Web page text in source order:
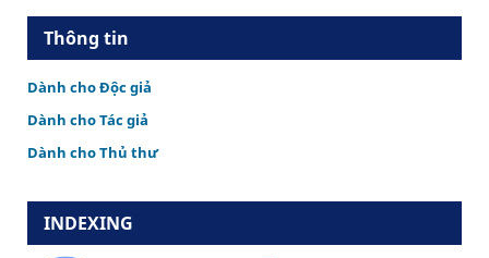
Thông tin
Dành cho Độc giả
Dành cho Tác giả
Dành cho Thủ thư
INDEXING